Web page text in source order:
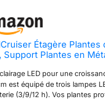
Étagère Plantes
Support Plantes en
LED pour une
est équipé de trois lampes
(3/9/12 h). Vos plantes